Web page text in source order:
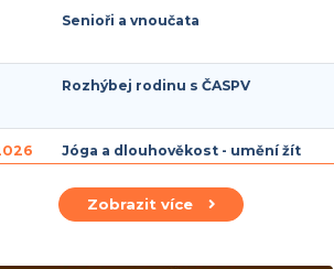
Senioři a vnoučata
Rozhýbej rodinu s ČASPV
Jóga a dlouhověkost - umění žít
Zobrazit více